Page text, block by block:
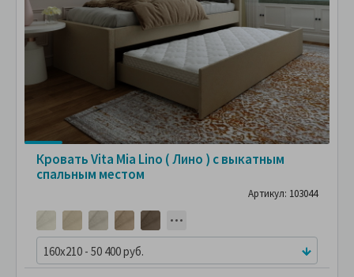
Кровать Vita Mia Lino ( Лино ) с выкатным
спальным местом
Артикул: 103044
160x210 - 50 400 руб.